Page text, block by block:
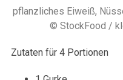
pflanzliches Eiweiß,
© StockFood /
Zutaten für 4 Portionen